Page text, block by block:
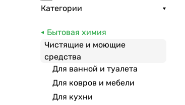
Splat
Туалетный Утенок
Teksanit
АИСТ
Chirton
Категории
Бытовая химия
Чистящие и моющие
средства
Для ванной и туалета
Для ковров и мебели
Для кухни